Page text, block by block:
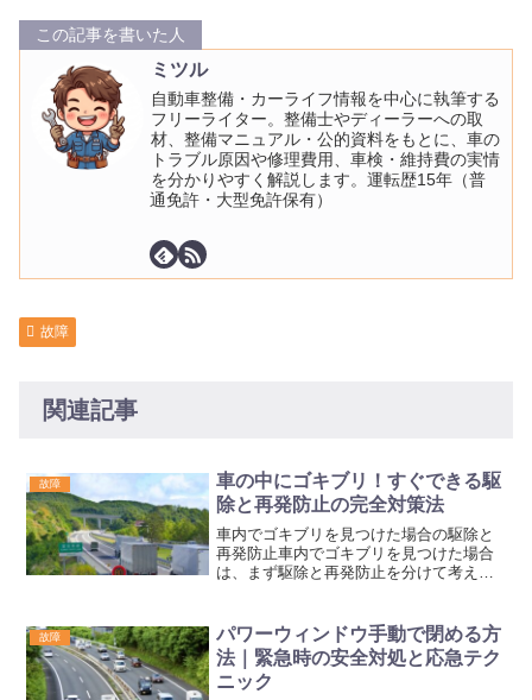
この記事を書いた人
ミツル
自動車整備・カーライフ情報を中心に執筆する
フリーライター。整備士やディーラーへの取
材、整備マニュアル・公的資料をもとに、車の
トラブル原因や修理費用、車検・維持費の実情
を分かりやすく解説します。運転歴15年（普
通免許・大型免許保有）
故障
関連記事
故障
車の中にゴキブリ！すぐできる駆
除と再発防止の完全対策法
車内でゴキブリを見つけた場合の駆除と
再発防止車内でゴキブリを見つけた場合
は、まず駆除と再発防止を分けて考える
認できた内容だけに限定して本文へ反映
します。予防の実例として...
故障
パワーウィンドウ手動で閉める方
法｜緊急時の安全対処と応急テク
ニック